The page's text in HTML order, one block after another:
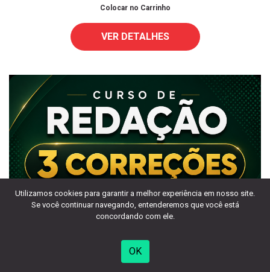
Colocar no Carrinho
VER DETALHES
CORREÇÃO AVULSA (3 CORREÇÕES)
Utilizamos cookies para garantir a melhor experiência em nosso site.
Se você continuar navegando, entenderemos que você está
concordando com ele.
OK